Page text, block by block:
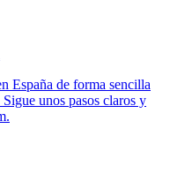
España de forma sencilla
unos pasos claros y